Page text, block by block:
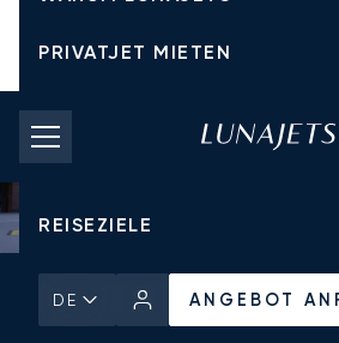
PRIVATJET MIETEN
CHARTERPREISE
PRIVATJETS
REISEZIELE
DE ANGEBOT
ANGEBOT ANFORDERN
Startseite Aktuelles und Einblicke